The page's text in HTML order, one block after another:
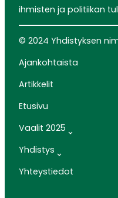
ihmisten ja politiikan
© 2024 Yhdistyksen
Ajankohtaista
Artikkelit
Etusivu
Vaalit 2025
Yhdistys
Yhteystiedot